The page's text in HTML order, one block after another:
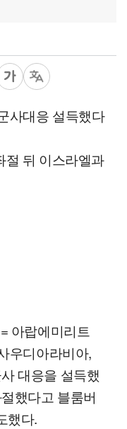
사대응 설득했다
절 뒤 이스라엘과
아랍에미리트
우디아라비아,
대응을 설득했
했다고 블룸버
했다.